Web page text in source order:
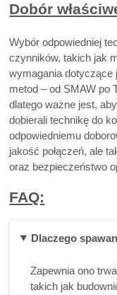
Dobór
Wybór odpowiedniej
czynników, takich jak
wymagania dotyczące
metod – od SMAW po
dlatego ważne jest,
dobierali technikę do
odpowiedniemu
jakość połączeń, ale
oraz bezpieczeństwo
FAQ:
Dlaczego
Zapewnia ono
takich jak